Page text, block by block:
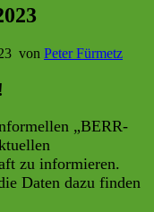
von Peter Fürmetz
„BERR-
zu informieren.
Daten dazu finden